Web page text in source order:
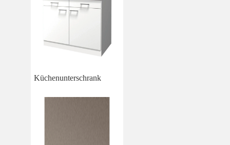
Küchenunterschrank